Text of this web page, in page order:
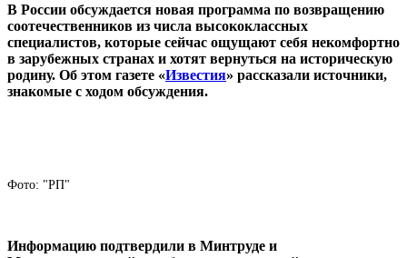
В России обсуждается новая программа по возвращению
соотечественников из числа высококлассных
специалистов, которые сейчас ощущают себя некомфортно
в зарубежных странах и хотят вернуться на историческую
родину. Об этом газете «Известия» рассказали источники,
знакомые с ходом обсуждения.
Фото: "РП"
Информацию подтвердили в Минтруде и